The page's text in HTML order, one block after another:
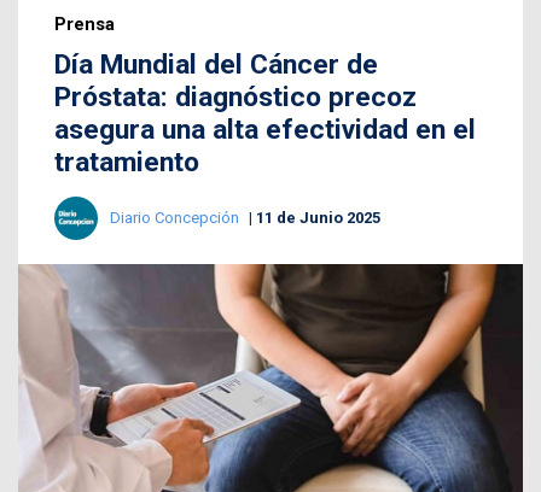
Prensa
Día Mundial del Cáncer de
Próstata: diagnóstico precoz
asegura una alta efectividad en el
tratamiento
Diario Concepción 11 de Junio 2025